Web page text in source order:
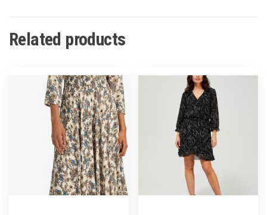
Related products